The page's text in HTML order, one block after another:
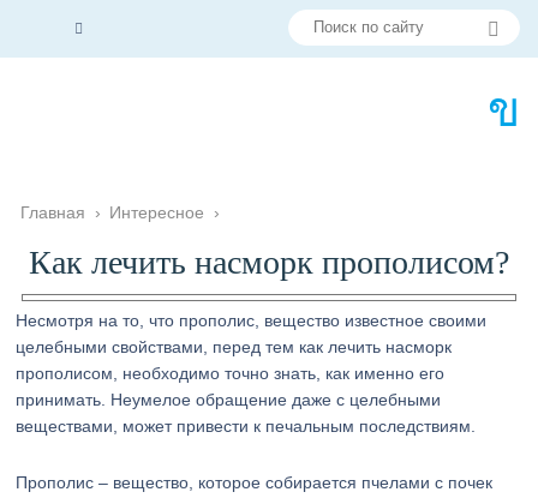
Главная › Интересное ›
Как лечить насморк прополисом?
Несмотря на то, что прополис, вещество известное своими
целебными свойствами, перед тем как лечить насморк
прополисом, необходимо точно знать, как именно его
принимать. Неумелое обращение даже с целебными
веществами, может привести к печальным последствиям.
Прополис – вещество, которое собирается пчелами с почек